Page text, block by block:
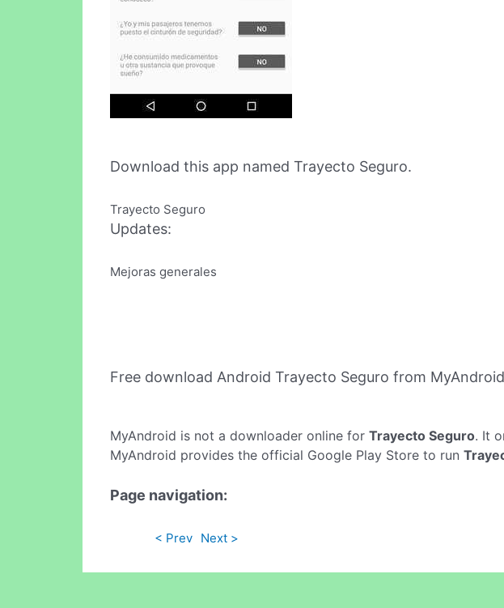
Download this app named Trayecto Seguro.
Trayecto Seguro
Updates:
Mejoras generales
Free download Android Trayecto Seguro from
MyAndroid is not a downloader online for Trayecto Seguro. It
MyAndroid provides the official Google Play Store to run
Page navigation:
< Prev Next >